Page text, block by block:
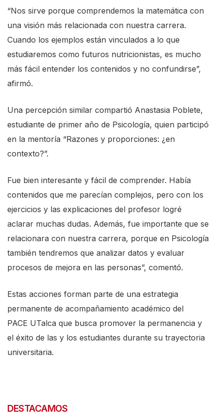
“Nos sirve porque comprendemos la matemática con
una visión más relacionada con nuestra carrera.
Cuando los ejemplos están vinculados a lo que
estudiaremos como futuros nutricionistas, es mucho
más fácil entender los contenidos y no confundirse”,
afirmó.
Una percepción similar compartió Anastasia Poblete,
estudiante de primer año de Psicología, quien participó
en la mentoría “Razones y proporciones: ¿en
contexto?”.
Fue bien interesante y fácil de comprender. Había
contenidos que me parecían complejos, pero con los
ejercicios y las explicaciones del profesor logré
aclarar muchas dudas. Además, fue importante que se
relacionara con nuestra carrera, porque en Psicología
también tendremos que analizar datos y evaluar
procesos de mejora en las personas”, comentó.
Estas acciones forman parte de una estrategia
permanente de acompañamiento académico del
PACE UTalca que busca promover la permanencia y
el éxito de las y los estudiantes durante su trayectoria
universitaria.
DESTACAMOS